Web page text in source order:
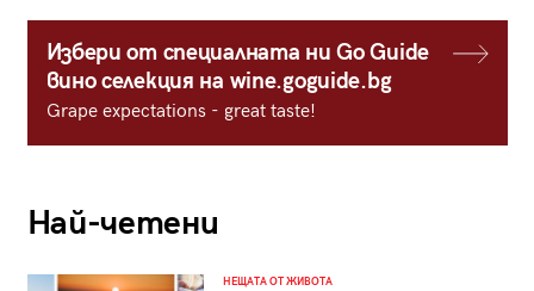
Избери от специалната ни Go Guide
вино селекция на wine.goguide.bg
Grape expectations - great taste!
Най-четени
НЕЩАТА ОТ ЖИВОТА